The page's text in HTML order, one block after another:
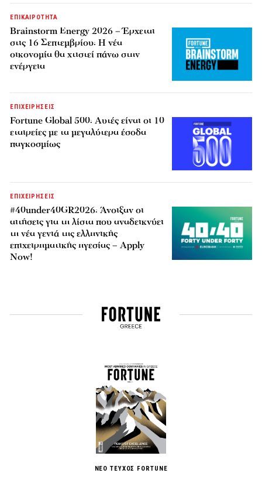
ΕΠΙΚΑΙΡΟΤΗΤΑ
Brainstorm Energy 2026 – Έρχεται
στις 16 Σεπτεμβρίου: Η νέα
οικονομία θα χτιστεί πάνω στην
ενέργεια
ΕΠΙΧΕΙΡΗΣΕΙΣ
Fortune Global 500: Αυτές είναι οι 10
εταιρείες με τα μεγαλύτερα έσοδα
παγκοσμίως
ΕΠΙΧΕΙΡΗΣΕΙΣ
#40under40GR2026: Άνοιξαν οι
αιτήσεις για τη λίστα που αναδεικνύει
τη νέα γενιά της ελληνικής
επιχειρηματικής ηγεσίας – Apply
Now!
ΝΕΟ ΤΕΥΧΟΣ FORTUNE